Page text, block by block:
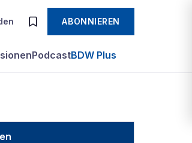
ABONNIEREN
PodcastBDW Plus